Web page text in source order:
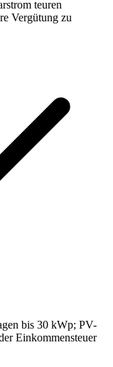
teuren
Vergütung zu
bis 30 kWp; PV-
Einkommensteuer